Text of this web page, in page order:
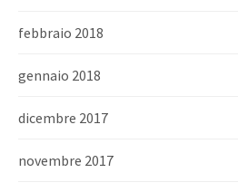
febbraio 2018
gennaio 2018
dicembre 2017
novembre 2017